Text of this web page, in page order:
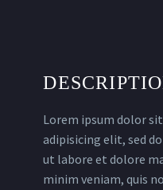
Lorem ipsum dolor
adipisicing elit, sed
ut labore et dolore
minim veniam, quis